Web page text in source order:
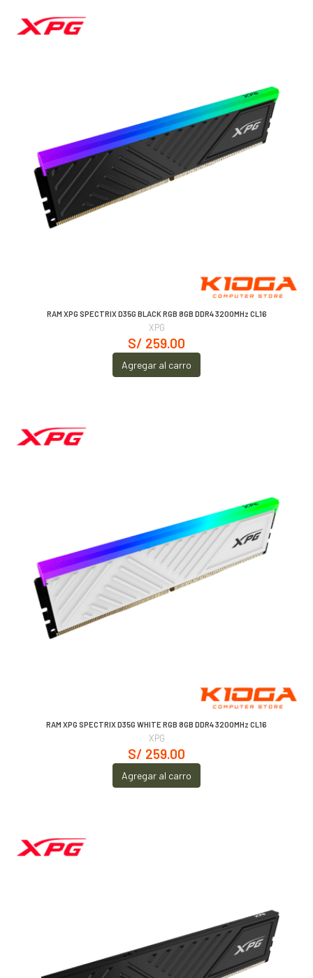
RAM XPG SPECTRIX D35G BLACK RGB 8GB DDR4 3200MHz CL16
XPG
S/ 259.00
Agregar al carro
RAM XPG SPECTRIX D35G WHITE RGB 8GB DDR4 3200MHz CL16
XPG
S/ 259.00
Agregar al carro